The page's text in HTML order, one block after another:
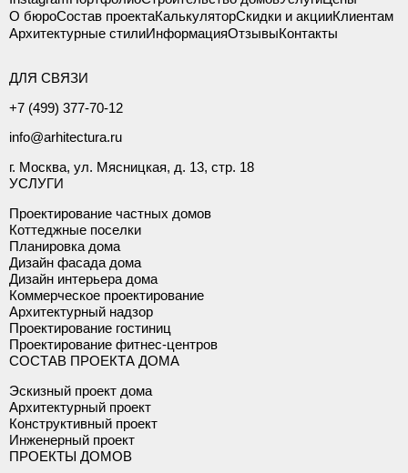
О бюроСостав проектаКалькуляторСкидки и акцииКлиентам
Архитектурные стилиИнформацияОтзывыКонтакты
ДЛЯ СВЯЗИ
+7 (499) 377-70-12
info@arhitectura.ru
г. Москва, ул. Мясницкая, д. 13, стр. 18
УСЛУГИ
Проектирование частных домов
Коттеджные поселки
Планировка дома
Дизайн фасада дома
Дизайн интерьера дома
Коммерческое проектирование
Архитектурный надзор
Проектирование гостиниц
Проектирование фитнес-центров
СОСТАВ ПРОЕКТА ДОМА
Эскизный проект дома
Архитектурный проект
Конструктивный проект
Инженерный проект
ПРОЕКТЫ ДОМОВ